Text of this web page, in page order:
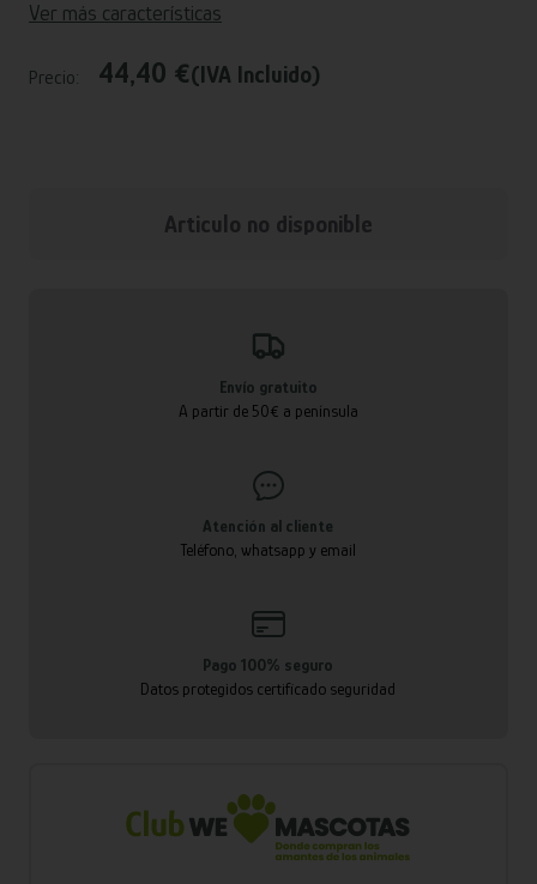
Ver más características
Precio: 44,40 €(IVA Incluido)
Articulo no disponible
Envío gratuito
A partir de 50€ a península
Atención al cliente
Teléfono, whatsapp y email
Pago 100% seguro
Datos protegidos certificado seguridad